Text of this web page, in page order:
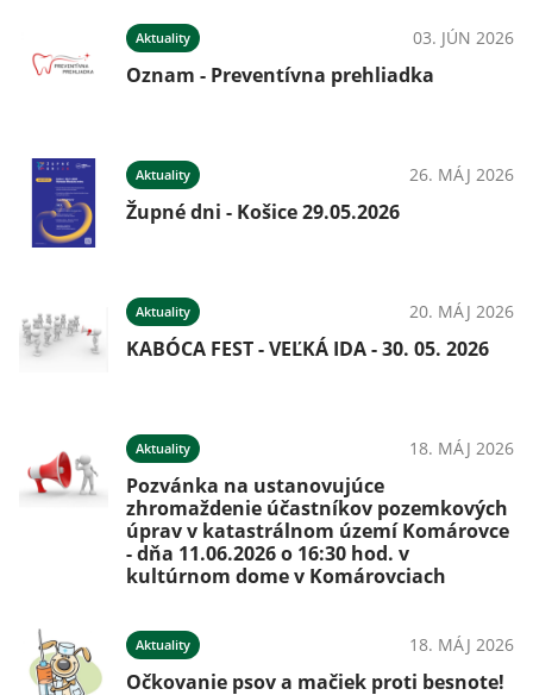
Aktuality 03. JÚN 2026
Oznam - Preventívna prehliadka
Aktuality 26. MÁJ 2026
Župné dni - Košice 29.05.2026
Aktuality 20. MÁJ 2026
KABÓCA FEST - VEĽKÁ IDA - 30. 05. 2026
Aktuality 18. MÁJ 2026
Pozvánka na ustanovujúce
zhromaždenie účastníkov pozemkových
úprav v katastrálnom území Komárovce
- dňa 11.06.2026 o 16:30 hod. v
kultúrnom dome v Komárovciach
Aktuality 18. MÁJ 2026
Očkovanie psov a mačiek proti besnote!